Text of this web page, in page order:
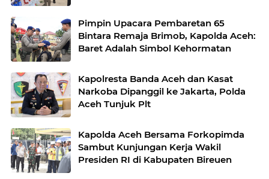
Pimpin Upacara Pembaretan 65
Bintara Remaja Brimob, Kapolda Aceh:
Baret Adalah Simbol Kehormatan
Kapolresta Banda Aceh dan Kasat
Narkoba Dipanggil ke Jakarta, Polda
Aceh Tunjuk Plt
Kapolda Aceh Bersama Forkopimda
Sambut Kunjungan Kerja Wakil
Presiden RI di Kabupaten Bireuen